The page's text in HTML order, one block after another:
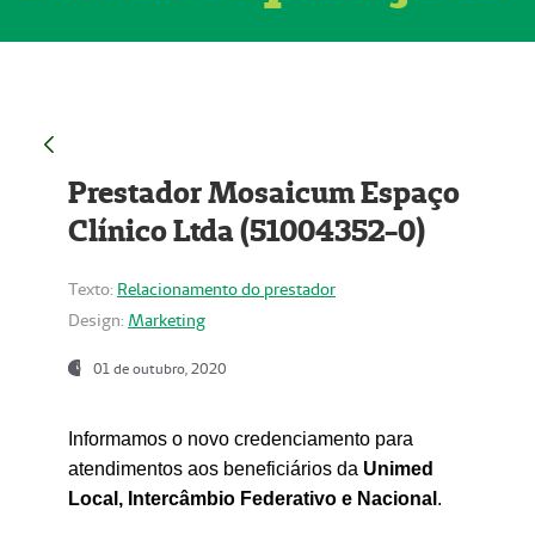
Prestador Mosaicum Espaço
Clínico Ltda (51004352-0)
Texto: Relacionamento do prestador
Design: Marketing
01 de outubro, 2020
Informamos o novo credenciamento para
atendimentos aos beneficiários da Unimed
Local, Intercâmbio Federativo e Nacional .